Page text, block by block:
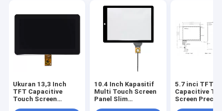
Ukuran 13,3 Inch
TFT Capacitive
Touch Screen
10.4 Inch Kapasitif
Multi Touch Screen
Panel Slim
5.7 inci TFT
Capacitive
Screen